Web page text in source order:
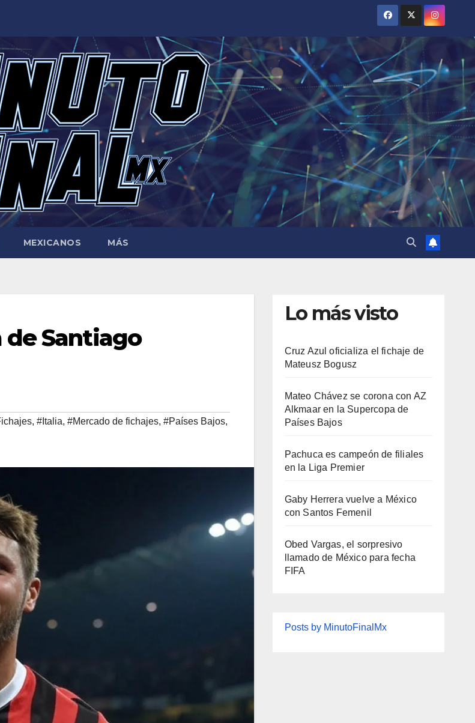
MEXICANOS MÁS
Santiago
, #Italia, #Mercado de fichajes, #Países Bajos,
Lo más visto
Cruz Azul oficializa el fichaje de
Mateusz Bogusz
Mateo Chávez se corona con AZ
Alkmaar en la Supercopa de
Países Bajos
Pachuca es campeón de filiales
en la Liga Premier
Gaby Herrera vuelve a México
con Santos Femenil
Obed Vargas, el sorpresivo
llamado de México para fecha
FIFA
Posts by MinutoFinalMx